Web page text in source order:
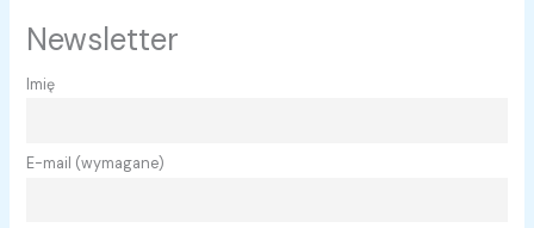
Newsletter
Imię
E-mail (wymagane)